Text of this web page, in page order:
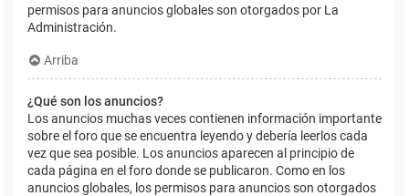
permisos para anuncios globales son otorgados por La
Administración.
Arriba
¿Qué son los anuncios?
Los anuncios muchas veces contienen información importante
sobre el foro que se encuentra leyendo y debería leerlos cada
vez que sea posible. Los anuncios aparecen al principio de
cada página en el foro donde se publicaron. Como en los
anuncios globales, los permisos para anuncios son otorgados